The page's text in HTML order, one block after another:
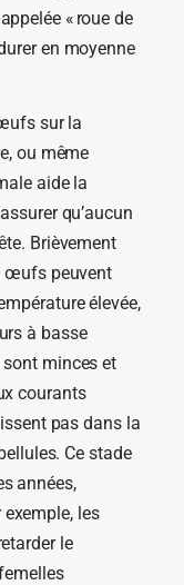
« roue de
en moyenne
sur la
ou même
aide la
qu’aucun
Brièvement
œufs peuvent
élevée,
à basse
minces et
courants
pas dans la
Ce stade
années,
les
le